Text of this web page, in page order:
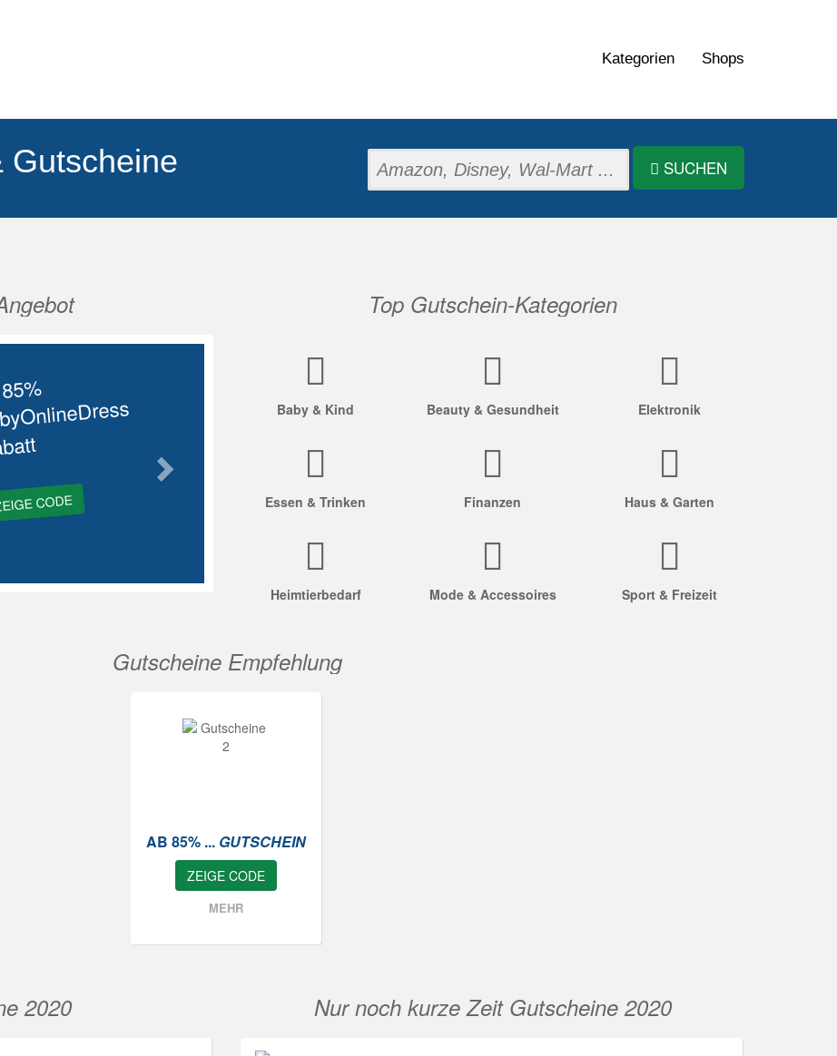
Kategorien Shops
Gutscheine SUCHEN
CODE
Top Gutschein-Kategorien
Baby & Kind Beauty & Gesundheit Elektronik
Essen & Trinken Finanzen Haus & Garten
Heimtierbedarf Mode & Accessoires Sport & Freizeit
Gutscheine Empfehlung
AB 85% ... GUTSCHEIN
ZEIGE CODE
MEHR
2020 Nur noch kurze Zeit Gutscheine 2020